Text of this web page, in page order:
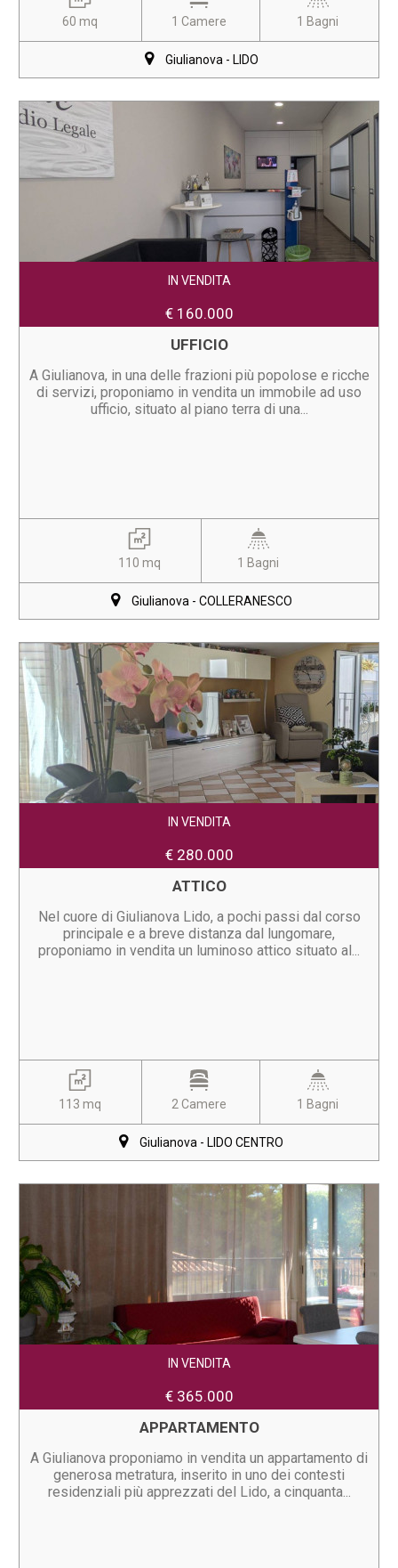
60 mq 1 Camere 1 Bagni
Giulianova - LIDO
IN VENDITA
€ 160.000
UFFICIO
A Giulianova, in una delle frazioni più popolose e ricche
di servizi, proponiamo in vendita un immobile ad uso
ufficio, situato al piano terra di una...
110 mq 1 Bagni
Giulianova - COLLERANESCO
IN VENDITA
€ 280.000
ATTICO
Nel cuore di Giulianova Lido, a pochi passi dal corso
principale e a breve distanza dal lungomare,
proponiamo in vendita un luminoso attico situato al...
113 mq 2 Camere 1 Bagni
Giulianova - LIDO CENTRO
IN VENDITA
€ 365.000
APPARTAMENTO
A Giulianova proponiamo in vendita un appartamento di
generosa metratura, inserito in uno dei contesti
residenziali più apprezzati del Lido, a cinquanta...